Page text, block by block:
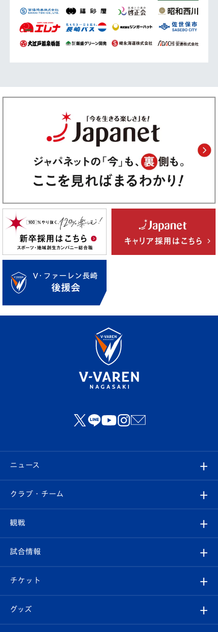
ニュース
すべて
クラブ
試合情報
チケット
クラブ・チーム
クラブ概要
エンブレム紹介
観戦
観戦ルール
はじめての観戦ガイド
Revive Team
試合情報
試合日程/結果
フォトギャラリー
チケット
チケット
グッズ